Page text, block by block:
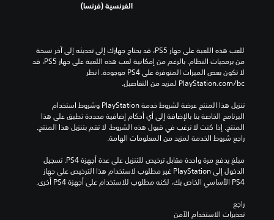
الفرنسية (فرنسا)
‎PlayStation.com/bc لمزيد من التفاصيل.
راجع شروط الخدمة لمزيد من المعلومات الهامة.
PS4 الأساسي الخاص بك، لكنه مطلوب للاستخدام على أجهزة PS4 أخرى.
راجع
تحذيرات الاستخدام الآمن